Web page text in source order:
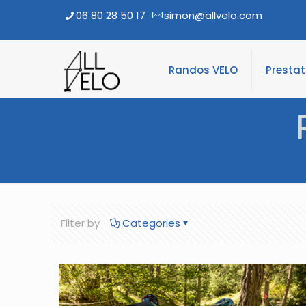
06 80 28 50 17 simon@allvelo.com
Randos VELO
Filter by Categories